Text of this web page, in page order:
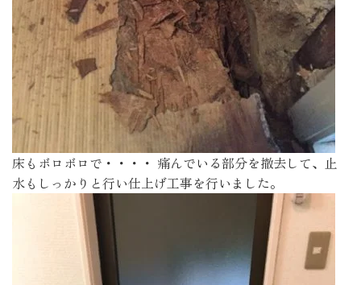
床もボロボロで・・・・ 痛んでいる部分を撤去して、止
水もしっかりと行い仕上げ工事を行いました。